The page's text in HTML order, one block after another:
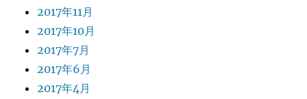
2017年11月
2017年10月
2017年7月
2017年6月
2017年4月